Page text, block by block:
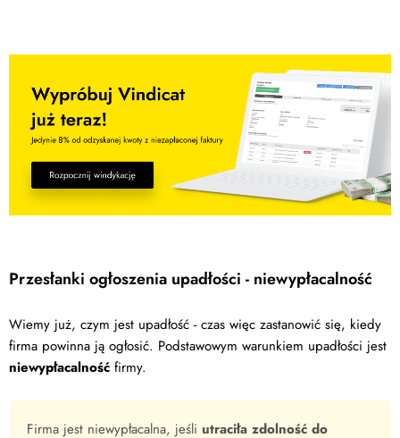
Przesłanki ogłoszenia upadłości - niewypłacalność
Wiemy już, czym jest upadłość - czas więc zastanowić się, kiedy
firma powinna ją ogłosić. Podstawowym warunkiem upadłości jest
niewypłacalność firmy.
Firma jest niewypłacalna, jeśli utraciła zdolność do